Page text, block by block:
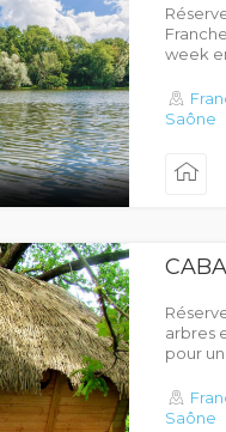
week
Saône
arbres
pour
Saône